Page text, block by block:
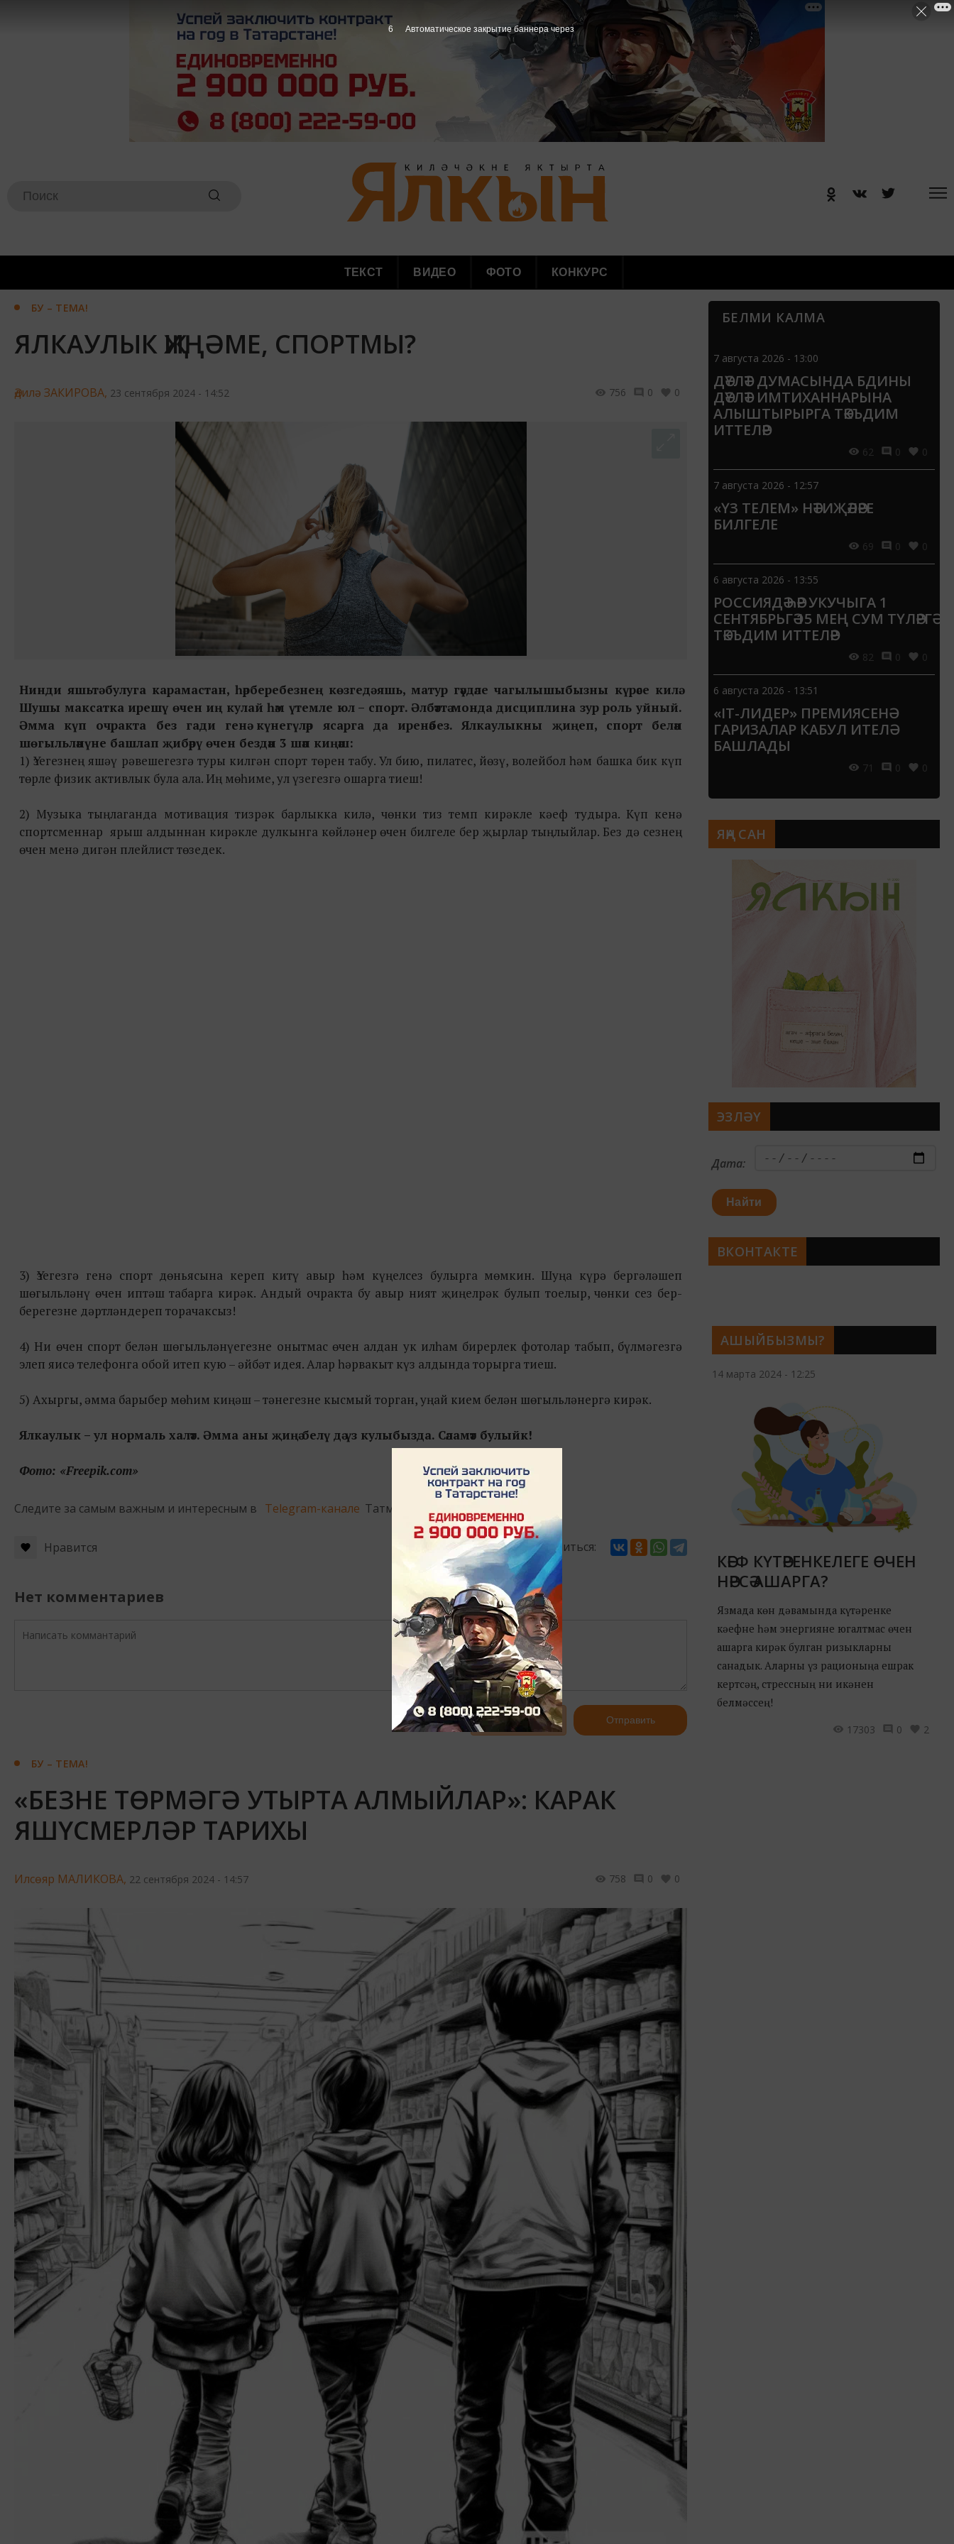
ТЕКСТ ВИДЕО ФОТО КОНКУРС
БУ – ТЕМА!
ЯЛКАУЛЫК ҖИҢӘМЕ, СПОРТМЫ?
Әдилә ЗАКИРОВА, 23 сентября 2024 - 14:52 756 0 0
Нинди яшьтә булуга карамастан, һәрберебезнең көзгедә яшь, матур гәүдәле чагылышыбызны күрәсе килә.
Шушы максатка ирешү өчен иң кулай һәм үтемле юл – спорт. Әлбәттә монда дисциплина зур роль уйный.
Әмма күп очракта без гади генә күнегүләр ясарга да иренәбез. Ялкаулыкны җиңеп, спорт белән
шөгыльләнүне башлап җибәрү өчен бездән 3 шәп киңәш:
1) Үзегезнең яшәү рәвешегезгә туры килгән спорт төрен табу. Ул бию, пилатес, йөзү, волейбол һәм башка бик күп
төрле физик активлык була ала. Иң мөһиме, ул үзегезгә ошарга тиеш!
2) Музыка тыңлаганда мотивация тизрәк барлыкка килә, чөнки тиз темп кирәкле кәеф тудыра. Күп кенә
спортсменнар ярыш алдыннан кирәкле дулкынга көйләнер өчен билгеле бер җырлар тыңлыйлар. Без дә сезнең
өчен менә дигән плейлист төзедек.
3) Үзегезгә генә спорт дөньясына кереп китү авыр һәм күңелсез булырга мөмкин. Шуңа күрә бергәләшеп
шөгыльләнү өчен иптәш табарга кирәк. Андый очракта бу авыр ният җиңелрәк булып тоелыр, чөнки сез бер-
берегезне дәртләндереп торачаксыз!
4) Ни өчен спорт белән шөгыльләнүегезне онытмас өчен алдан ук илһам бирерлек фотолар табып, бүлмәгезгә
элеп яисә телефонга обой итеп кую – әйбәт идея. Алар һәрвакыт күз алдында торырга тиеш.
5) Ахыргы, әмма барыбер мөһим киңәш – тәнегезне кысмый торган, уңай кием белән шөгыльләнергә кирәк.
Ялкаулык – ул нормаль халәт. Әмма аны җиңә белү дә үз кулыбызда. Сәламәт булыйк!
Фото: «Freepik.com»
Следите за самым важным и интересным в Telegram-канале Татмедиа
Нравится Поделиться:
Нет комментариев
Авторизоваться Отправить
БУ – ТЕМА!
«БЕЗНЕ ТӨРМӘГӘ УТЫРТА АЛМЫЙЛАР»: КАРАК
ЯШҮСМЕРЛӘР ТАРИХЫ
Илсөяр МАЛИКОВА, 22 сентября 2024 - 14:57 758 0 0
БЕЛМИ КАЛМА
7 августа 2026 - 13:00
ДӘҮЛӘТ ДУМАСЫНДА БДИНЫ
ДӘҮЛӘТ ИМТИХАННАРЫНА
АЛЫШТЫРЫРГА ТӘКЪДИМ
ИТТЕЛӘР
62 0 0
7 августа 2026 - 12:57
«ҮЗ ТЕЛЕМ» НӘТИҖӘЛӘРЕ
БИЛГЕЛЕ
69 0 0
6 августа 2026 - 13:55
РОССИЯДӘ ҺӘР УКУЧЫГА 1
СЕНТЯБРЬГӘ 15 МЕҢ СУМ ТҮЛӘРГӘ
ТӘКЪДИМ ИТТЕЛӘР
82 0 0
6 августа 2026 - 13:51
«IT-ЛИДЕР» ПРЕМИЯСЕНӘ
ГАРИЗАЛАР КАБУЛ ИТЕЛӘ
БАШЛАДЫ
71 0 0
АШЫЙБЫЗМЫ?
14 марта 2024 - 12:25
КӘЕФ КҮТӘРЕНКЕЛЕГЕ ӨЧЕН
НӘРСӘ АШАРГА?
Язмада көн дәвамында күтәренке
кәефне һәм энергияне югалтмас өчен
ашарга кирәк булган ризыкларны
санадык. Аларны үз рационыңа ешрак
кертсәң, стрессның ни икәнен
белмәссең!
17303
0 2
ЯҢА САН
ЭЗЛӘҮ
Дата:
Найти
ВКОНТАКТЕ
4 Автоматическое закрытие баннера через